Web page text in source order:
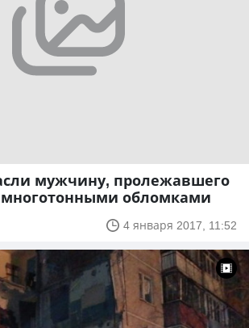
мужчину, пролежавшего
многотонными обломками
4 января 2017, 11:52